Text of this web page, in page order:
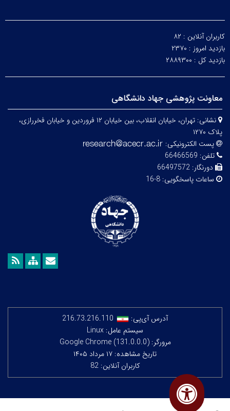
کاربران آنلاین : ۸۲
بازدید امروز : ۲۳۷۰
بازدید کل : ۲۸۸۹۳۰۰
معاونت پژوهشی جهاد دانشگاهی
نشانی:
تهران، خیابان انقلاب، بین خیابان ۱۲ فروردین و خیابان فخررازی،
پلاک ۱۲۷۰
پست الکترونیکی:
تلفن: 66466569
دورنگار: 66497572
ساعات پاسخگویی: 8-16
آدرس آی‌پی:
216.73.216.110
سیستم عامل: Linux
مرورگر: Google Chrome (131.0.0.0)
تاریخ مشاهده: ۱۷ مرداد ۱۴۰۵
کاربران آنلاین: 82